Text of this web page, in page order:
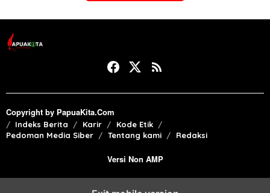
Copyright by PapuaKita.Com
Indeks Berita Karir
Kode Etik
Pedoman Media Siber
Tentang kami Redaksi
Versi Non AMP